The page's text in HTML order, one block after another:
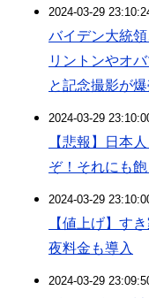
2024-03-29
バイデン大統
リントンやオ
と記念撮影が
2024-03-29
【悲報】日本
ぞ！それにも
2024-03-29
【値上げ】す
夜料金も導入
2024-03-29